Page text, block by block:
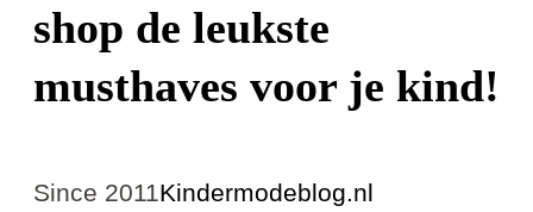
shop de leukste
musthaves voor je kind!
Since 2011Kindermodeblog.nl